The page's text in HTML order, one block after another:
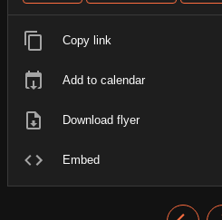
Copy link
Add to calendar
Download flyer
Embed